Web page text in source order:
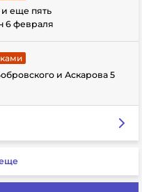
еще пять
6 февраля
и Аскарова 5